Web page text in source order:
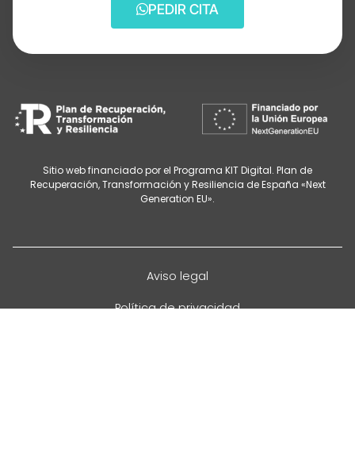
PEDIR CITA
Sitio web financiado por el Programa KIT Digital. Plan de
Recuperación, Transformación y Resiliencia de España «Next
Generation EU».
Aviso legal
Política de privacidad